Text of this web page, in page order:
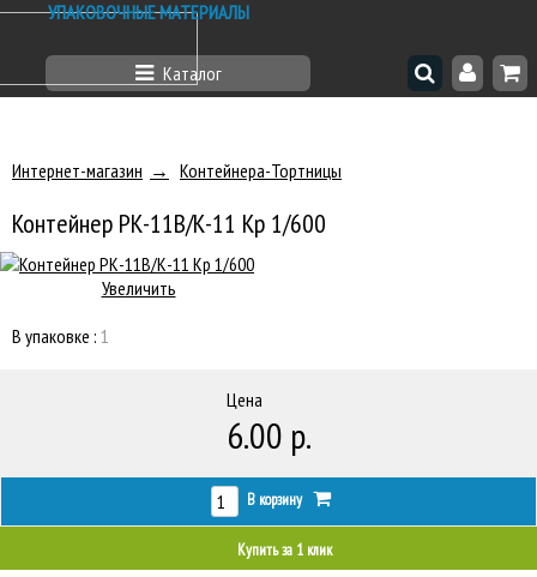
УПАКОВОЧНЫЕ МАТЕРИАЛЫ
Каталог
Интернет-магазин Контейнера-Тортницы
Контейнер РК-11В/К-11 Кр 1/600
Увеличить
В упаковке : 1
Цена
6.00 р.
В корзину
Купить за 1 клик